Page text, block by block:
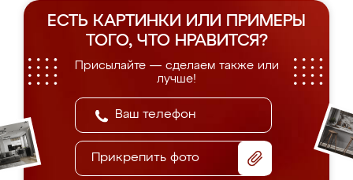
ЕСТЬ КАРТИНКИ ИЛИ ПРИМЕРЫ
ТОГО, ЧТО НРАВИТСЯ?
Присылайте — сделаем также или
лучше!
Прикрепить фото